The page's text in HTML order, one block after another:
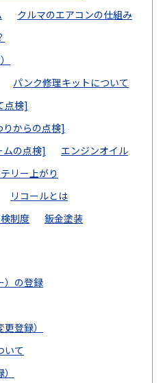
クルマのエアコンの仕組み
パンク修理キットについて
点検]
からの点検]
の点検]
エンジンオイル
リー上がり
リコールとは
制度
鈑金塗装
）の登録
登録）
いて